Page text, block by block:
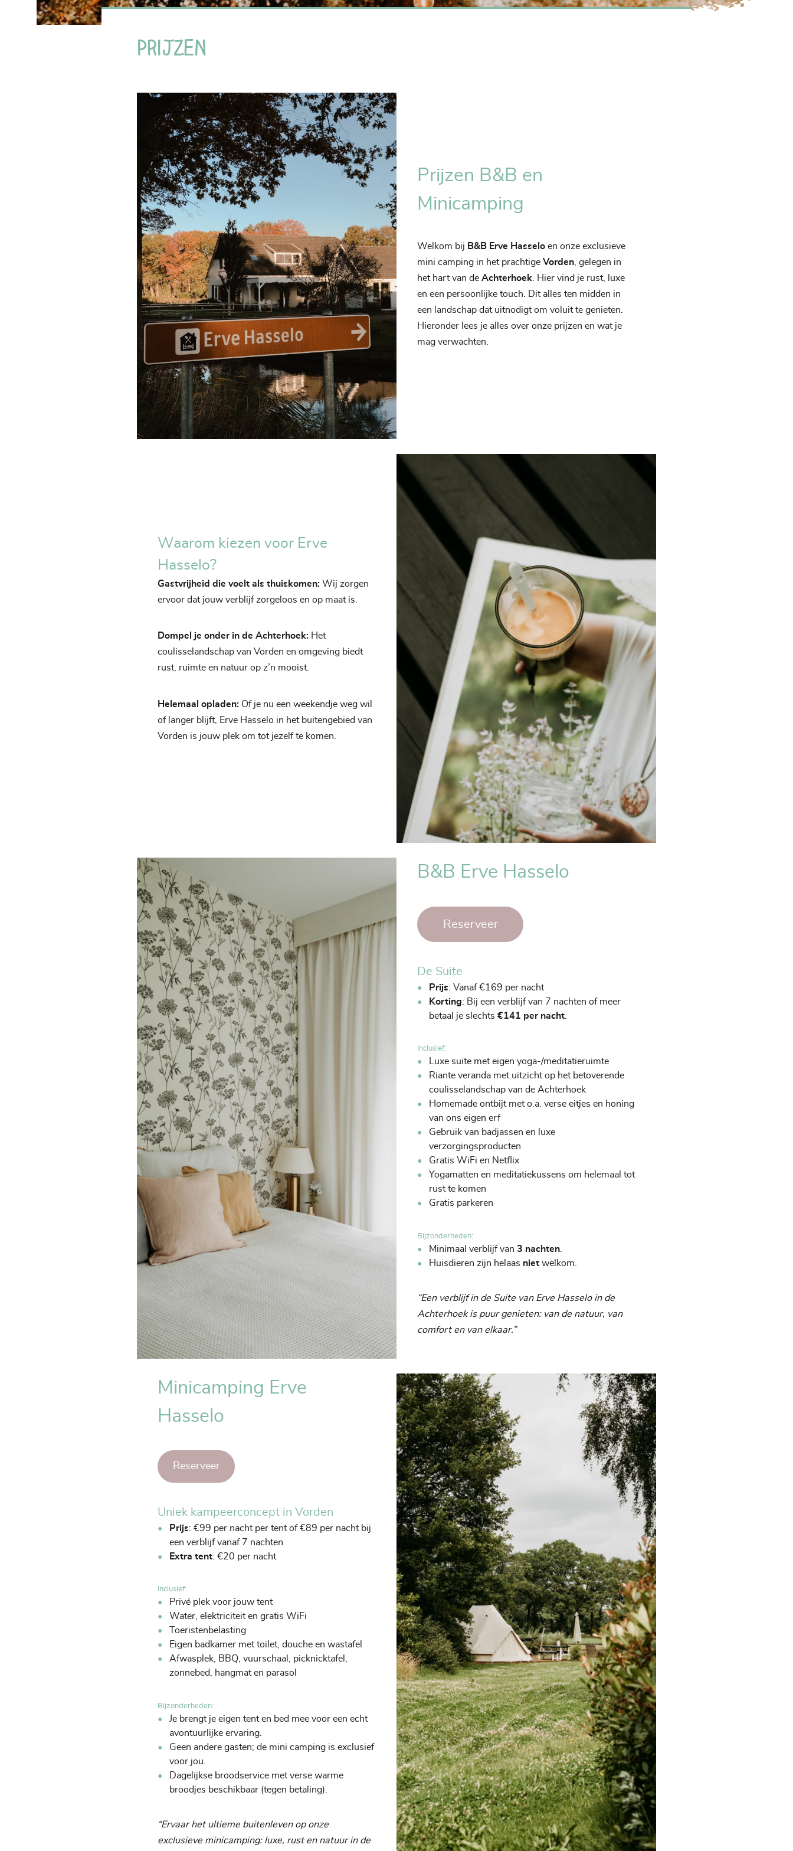
Prijzen
Prijzen B&B en
Minicamping
Welkom bij B&B Erve Hasselo en onze exclusieve
mini camping in het prachtigeVorden , gelegen in
het hart van deAchterhoek . Hier vind je rust, luxe
en een persoonlijke touch. Dit alles ten midden in
een landschap dat uitnodigt om voluit te genieten.
Hieronder lees je alles over onze prijzen en wat je
mag verwachten.
Waarom kiezen voor Erve
Hasselo?
Gastvrijheid die voelt als thuiskomen: Wij zorgen
ervoor dat jouw verblijf zorgeloos en op maat is.
Dompel je onder in de Achterhoek: Het
coulisselandschap van Vorden en omgeving biedt
rust, ruimte en natuur op z’n mooist.
Helemaal opladen: Of je nu een weekendje weg wil
of langer blijft, Erve Hasselo in het buitengebied van
Vorden is jouw plek om tot jezelf te komen.
B&B Erve Hasselo
Reserveer
De Suite
Prijs: Vanaf €169 per nacht
Korting: Bij een verblijf van 7 nachten of meer
betaal je slechts€141 per nacht
Inclusief:
Luxe suite met eigen yoga-/meditatieruimte
Riante veranda met uitzicht op het betoverende
coulisselandschap van de Achterhoek
Homemade ontbijt met o.a. verse eitjes en honing
van ons eigen erf
Gebruik van badjassen en luxe
verzorgingsproducten
Gratis WiFi en Netflix
Yogamatten en meditatiekussens om helemaal tot
rust te komen
Gratis parkeren
Bijzonderheden:
Minimaal verblijf van3 nachten
Huisdieren zijn helaas nietwelkom.
“Een verblijf in de Suite van Erve Hasselo in de
Achterhoek is puur genieten: van de natuur, van
comfort en van elkaar.”
Minicamping Erve
Hasselo
Reserveer
Uniek kampeerconcept in Vorden
Prijs: €99 per nacht per tent of €89 per nacht bij
een verblijf vanaf 7 nachten
Extra tent: €20 per nacht
Inclusief:
Privé plek voor jouw tent
Water, elektriciteit en gratis WiFi
Toeristenbelasting
Eigen badkamer met toilet, douche en wastafel
Afwasplek, BBQ, vuurschaal, picknicktafel,
zonnebed, hangmat en parasol
Bijzonderheden:
Je brengt je eigen tent en bed mee voor een echt
avontuurlijke ervaring.
Geen andere gasten; de mini camping is exclusief
voor jou.
Dagelijkse broodservice met verse warme
broodjes beschikbaar (tegen betaling).
“Ervaar het ultieme buitenleven op onze
exclusieve minicamping: luxe, rust en natuur in de